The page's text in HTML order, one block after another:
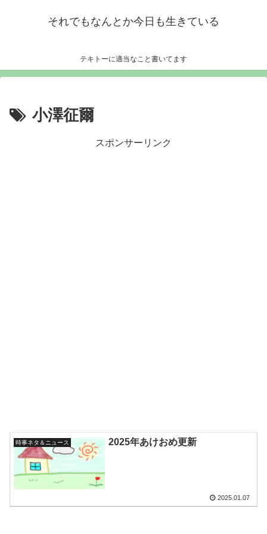
それでもなんとか今日も生きている
テキトーに適当なこと書いてます
小澤征爾
スポンサーリンク
時事ネタ＆ニュース 2025年あけおめ更新
2025.01.07